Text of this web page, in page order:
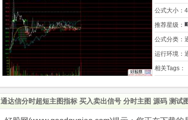
公式大小：
推荐星级：
公式分类：
运行环境：
相关Tags：
通达信分时超短主图指标 买入卖出信号 分时主图 源码 测试